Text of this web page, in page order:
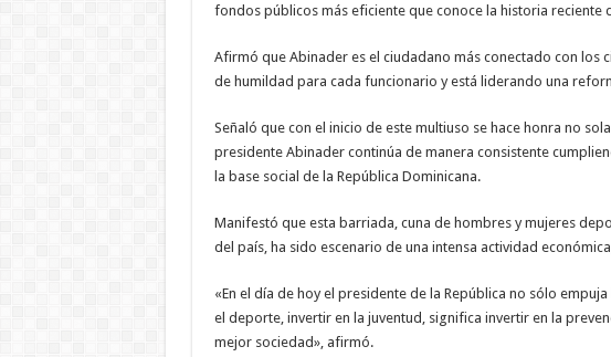
fondos públicos más eficiente que conoce la historia reciente
Afirmó que Abinader es el ciudadano más conectado con los
de humildad para cada funcionario y está liderando una
Señaló que con el inicio de este multiuso se hace honra no
presidente Abinader continúa de manera consistente
la base social de la República Dominicana.
Manifestó que esta barriada, cuna de hombres y mujeres
del país, ha sido escenario de una intensa actividad
«En el día de hoy el presidente de la República no sólo
el deporte, invertir en la juventud, significa invertir en la
mejor sociedad», afirmó.